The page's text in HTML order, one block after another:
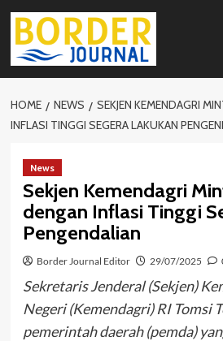
Skip
content
HOME NEWS
SEKJEN KEMENDAGRI
INFLASI TINGGI SEGERA LAKUKAN
News
Sekjen Kemendagri
dengan Inflasi Tinggi
Pengendalian
Border Journal Editor 29/07/2025
Sekretaris Jenderal (Sekjen)
Negeri (Kemendagri) RI Tomsi
pemerintah daerah (pemda)